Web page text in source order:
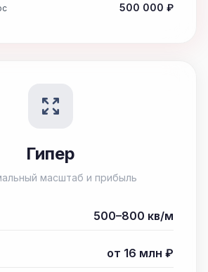
500 000 ₽
Гипер
масштаб и прибыль
500–800 кв/м
от 16 млн ₽